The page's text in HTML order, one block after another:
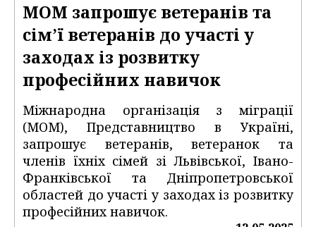
МОМ запрошує ветеранів та
сім’ї ветеранів до участі у
заходах із розвитку
професійних навичок
Міжнародна організація з міграції
(МОМ), Представництво в Україні,
запрошує ветеранів, ветеранок та
членів їхніх сімей зі Львівської, Івано-
Франківської та Дніпропетровської
областей до участі у заходах із розвитку
професійних навичок.